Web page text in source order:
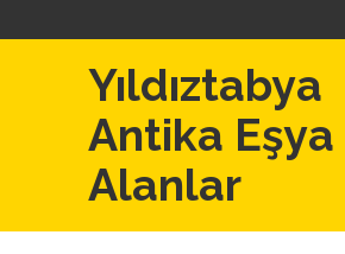
Yıldıztabya
Antika Eşya
Alanlar